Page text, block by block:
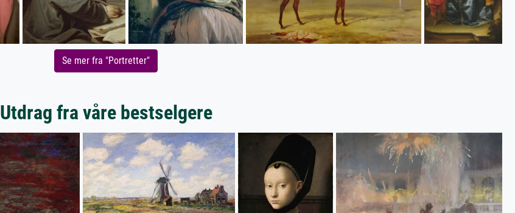
Se mer fra "Portretter"
Utdrag fra våre bestselgere